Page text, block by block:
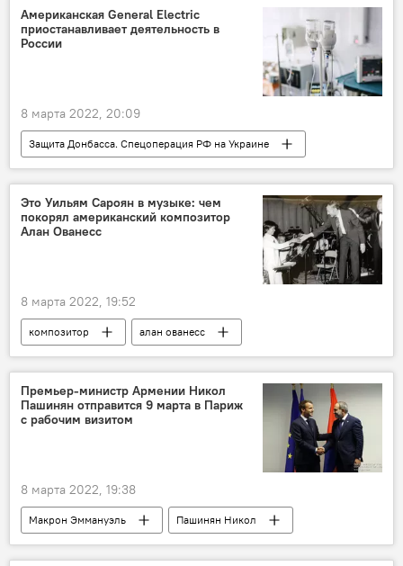
Американская General Electric
приостанавливает деятельность в
России
8 марта 2022, 20:09
Защита Донбасса. Спецоперация РФ на Украине
Россия
санкции
Это Уильям Сароян в музыке: чем
покорял американский композитор
Алан Ованесс
8 марта 2022, 19:52
композитор
алан ованесс
мелодист
музыка
Премьер-министр Армении Никол
Пашинян отправится 9 марта в Париж
с рабочим визитом
8 марта 2022, 19:38
Макрон Эммануэль
Пашинян Никол
визит
Армения
Франция